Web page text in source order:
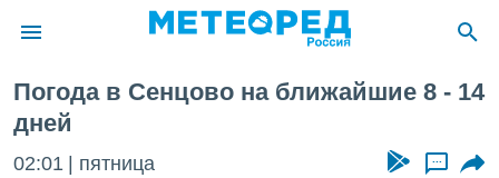
о
Погода в Сенцово на ближайшие 8 - 14
дней
02:01 пятница ...